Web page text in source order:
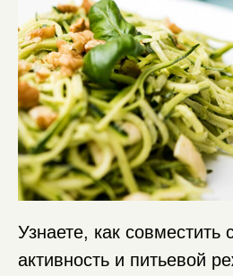
Узнаете, как совместить
активность и питьевой